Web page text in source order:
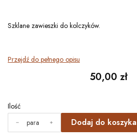
Szklane zawieszki do kolczyków.
Przejdź do pełnego opisu
Cena
50,00 zł
Ilość
para
Dodaj do koszyka